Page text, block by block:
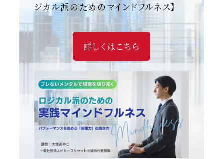
ジカル派のためのマインドフルネス】
詳しくはこちら